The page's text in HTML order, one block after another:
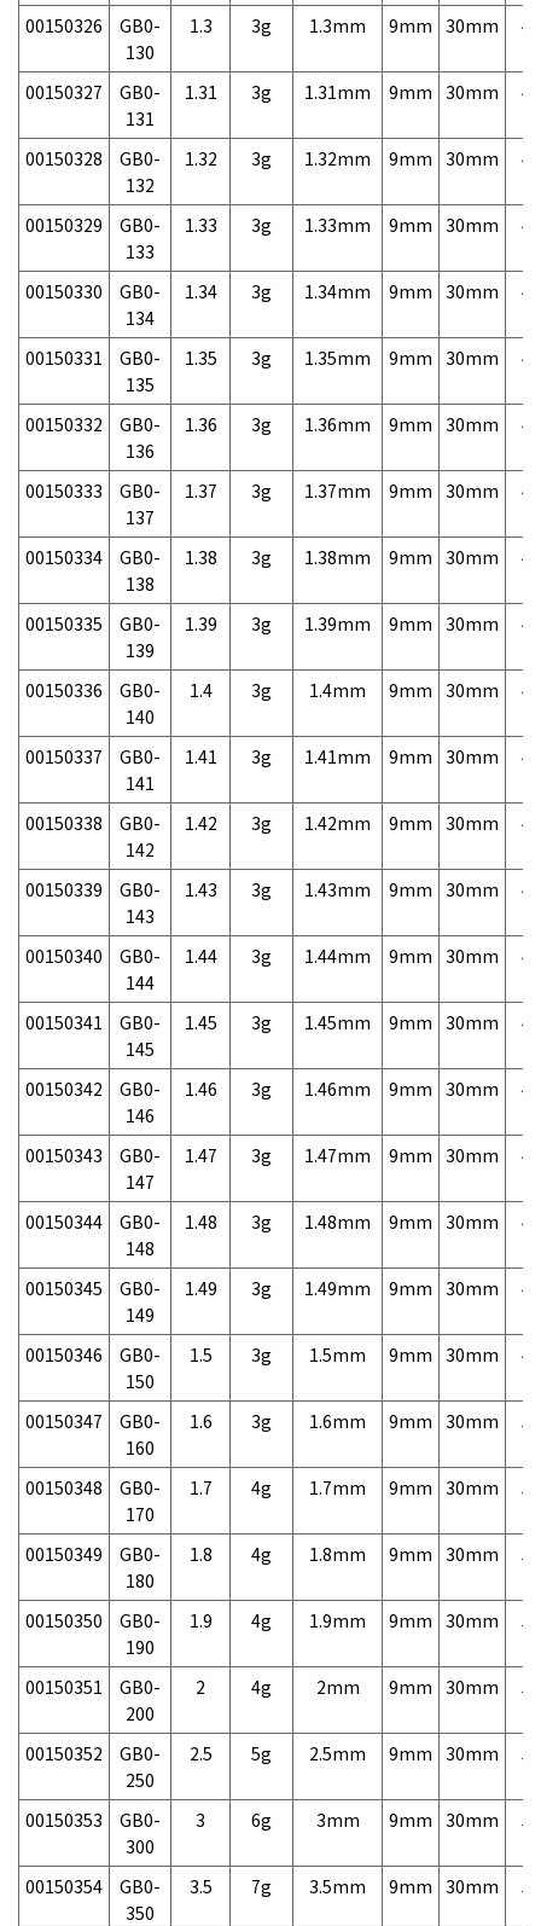
00150326
GB0-
130
1.3 3g 1.3mm 9mm 30mm
00150327
GB0-
131
1.31 3g 1.31mm 9mm 30mm
00150328
GB0-
132
1.32 3g 1.32mm 9mm 30mm
00150329
GB0-
133
1.33 3g 1.33mm 9mm 30mm
00150330
GB0-
134
1.34 3g 1.34mm 9mm 30mm
00150331
GB0-
135
1.35 3g 1.35mm 9mm 30mm
00150332
GB0-
136
1.36 3g 1.36mm 9mm 30mm
00150333
GB0-
137
1.37 3g 1.37mm 9mm 30mm
00150334
GB0-
138
1.38 3g 1.38mm 9mm 30mm
00150335
GB0-
139
1.39 3g 1.39mm 9mm 30mm
00150336
GB0-
140
1.4 3g 1.4mm 9mm 30mm
00150337
GB0-
141
1.41 3g 1.41mm 9mm 30mm
00150338
GB0-
142
1.42 3g 1.42mm 9mm 30mm
00150339
GB0-
143
1.43 3g 1.43mm 9mm 30mm
00150340
GB0-
144
1.44 3g 1.44mm 9mm 30mm
00150341
GB0-
145
1.45 3g 1.45mm 9mm 30mm
00150342
GB0-
146
1.46 3g 1.46mm 9mm 30mm
00150343
GB0-
147
1.47 3g 1.47mm 9mm 30mm
00150344
GB0-
148
1.48 3g 1.48mm 9mm 30mm
00150345
GB0-
149
1.49 3g 1.49mm 9mm 30mm
00150346
GB0-
150
1.5 3g 1.5mm 9mm 30mm
00150347
GB0-
160
1.6 3g 1.6mm 9mm 30mm
00150348
GB0-
170
1.7 4g 1.7mm 9mm 30mm
00150349
GB0-
180
1.8 4g 1.8mm 9mm 30mm
00150350
GB0-
190
1.9 4g 1.9mm 9mm 30mm
00150351
GB0-
200
2 4g 2mm 9mm 30mm
00150352
GB0-
250
2.5 5g 2.5mm 9mm 30mm
00150353
GB0-
300
3 6g 3mm 9mm 30mm
00150354
GB0-
350
3.5 7g 3.5mm 9mm 30mm